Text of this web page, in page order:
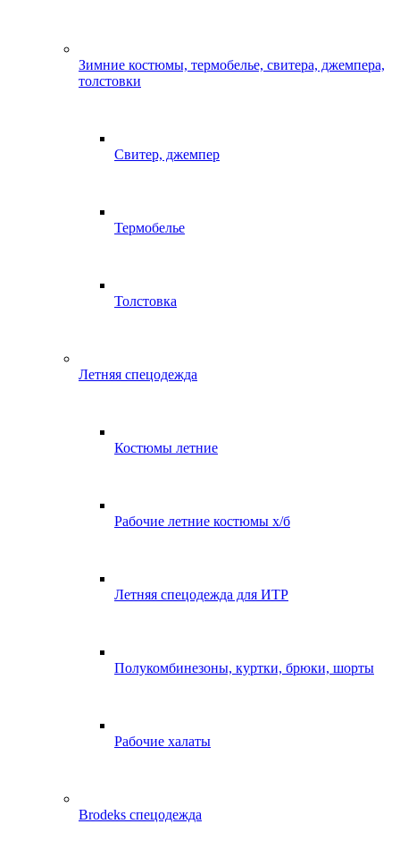
Зимние костюмы, термобелье, свитера, джемпера,
толстовки
Свитер, джемпер
Термобелье
Толстовка
Летняя спецодежда
Костюмы летние
Рабочие летние костюмы х/б
Летняя спецодежда для ИТР
Полукомбинезоны, куртки, брюки, шорты
Рабочие халаты
Brodeks спецодежда